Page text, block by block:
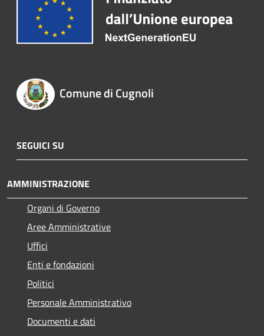
Comune di Cugnoli
SEGUICI SU
AMMINISTRAZIONE
Organi di Governo
Aree Amministrative
Uffici
Enti e fondazioni
Politici
Personale Amministrativo
Documenti e dati